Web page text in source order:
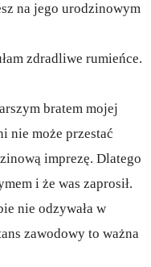
na jego urodzinowym
zdradliwe rumieńce.
bratem mojej
nie może przestać
imprezę. Dlatego
i że was zaprosił.
nie odzywała w
zawodowy to ważna